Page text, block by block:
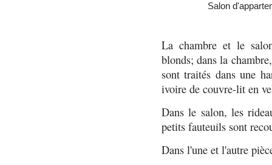
Salon
La chambre et le
blonds; dans la
sont traités dans une
ivoire de couvre-lit en
Dans le salon, les
petits fauteuils sont
Dans l'une et l'autre